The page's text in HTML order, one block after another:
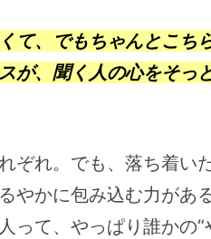
て、でもちゃんとこち
が、聞く人の心をそっ
ぞれ。でも、落ち着い
やかに包み込む力がある
って、やっぱり誰かの“